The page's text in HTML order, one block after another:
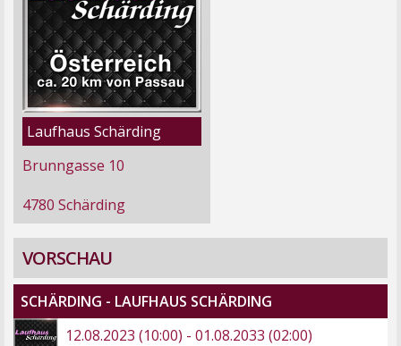
Laufhaus Schärding
Brunngasse 10
4780 Schärding
VORSCHAU
SCHÄRDING - LAUFHAUS SCHÄRDING
12.08.2023 (10:00) - 01.08.2033 (02:00)